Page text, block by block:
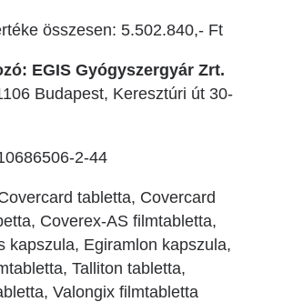
összesen: 5.502.840,- Ft
EGIS Gyógyszergyár Zrt.
Budapest, Keresztúri út 30-
2-44
tabletta, Covercard
Coverex-AS filmtabletta,
kapszula, Egiramlon kapszula,
Talliton tabletta,
Valongix filmtabletta